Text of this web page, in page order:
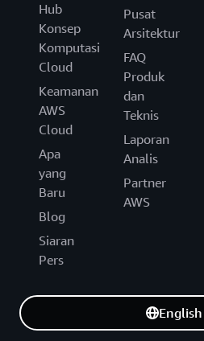
Hub
Konsep
Komputasi
Cloud
Keamanan
AWS
Cloud
Apa
yang
Baru
Blog
Siaran
Pers
Pusat
Arsitektur
FAQ
Produk
dan
Teknis
Laporan
Analis
Partner
AWS
English